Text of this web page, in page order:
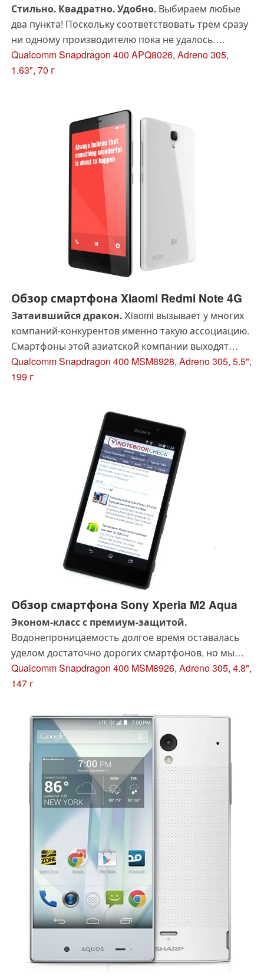
Стильно. Квадратно. Удобно.Выбираем любые
два пункта! Поскольку соответствовать трём сразу
ни одному производителю пока не удалось.
Получится ли у Asus ZenWatch?
Qualcomm Snapdragon 400 APQ8026, Adreno 305,
1.63", 70 г
Обзор смартфона Xiaomi Redmi Note 4G
Затаившийся дракон.Xiaomi вызывает у многих
компаний-конкурентов именно такую ассоциацию.
Смартфоны этой азиатской компании выходят
один лучше другого! Посмотрим, не нарушит ли
Redmi Note 4G эту добрую традицию.
Qualcomm Snapdragon 400 MSM8928, Adreno 305, 5.5",
199 г
Обзор смартфона Sony Xperia M2 Aqua
Эконом-класс с премиум-защитой.
Водонепроницаемость долгое время оставалась
уделом достаточно дорогих смартфонов, но мы
считаем, что пора бы уже выпустить и более
доступные модели среднего класса, защищенные
согласны - встречаем Xperia M2 Aqua.
Qualcomm Snapdragon 400 MSM8926, Adreno 305, 4.8",
147 г